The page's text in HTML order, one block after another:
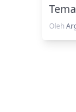
Oleh